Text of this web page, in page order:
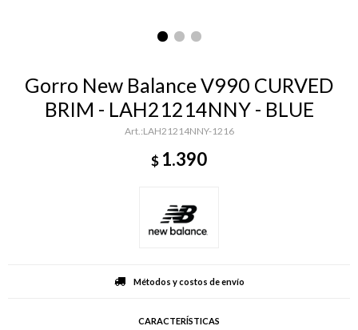
Gorro New Balance V990 CURVED
BRIM - LAH21214NNY - BLUE
LAH21214NNY-1216
$ 1.390
Métodos y costos de envío
CARACTERÍSTICAS